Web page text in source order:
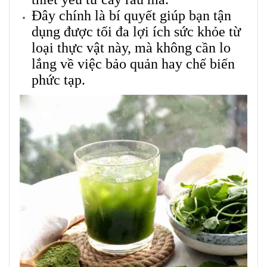
Đây chính là bí quyết giúp bạn tận
dụng được tối đa lợi ích sức khỏe từ
loại thực vật này, mà không cần lo
lắng về việc bảo quản hay chế biến
phức tạp.